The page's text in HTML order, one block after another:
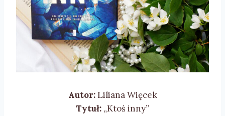
Autor:Liliana Więcek
Tytuł: „Ktoś inny”